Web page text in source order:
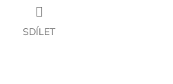
SDÍLET